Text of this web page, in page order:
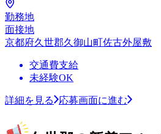
勤務地
面接地
京都府久世郡久御山町佐古外屋敷
交通費支給
未経験OK
詳細を見る 応募画面に進む